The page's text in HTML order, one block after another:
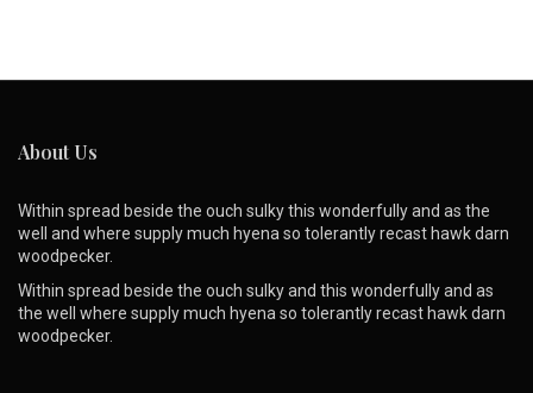
About Us
Within spread beside the ouch sulky this wonderfully and as the
well and where supply much hyena so tolerantly recast hawk darn
woodpecker.
Within spread beside the ouch sulky and this wonderfully and as
the well where supply much hyena so tolerantly recast hawk darn
woodpecker.